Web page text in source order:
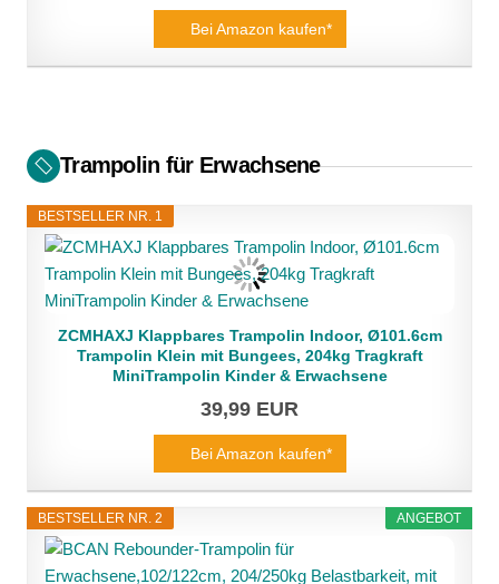
Bei Amazon kaufen*
Trampolin für Erwachsene
BESTSELLER NR. 1
ZCMHAXJ Klappbares Trampolin Indoor, Ø101.6cm
Trampolin Klein mit Bungees, 204kg Tragkraft
MiniTrampolin Kinder & Erwachsene
39,99 EUR
Bei Amazon kaufen*
ANGEBOT
BESTSELLER NR. 2